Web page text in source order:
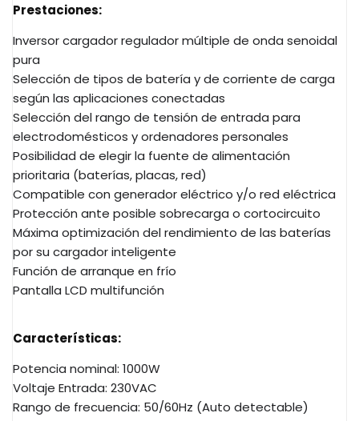
Prestaciones:
Inversor cargador regulador múltiple de onda senoidal
pura
Selección de tipos de batería y de corriente de carga
según las aplicaciones conectadas
Selección del rango de tensión de entrada para
electrodomésticos y ordenadores personales
Posibilidad de elegir la fuente de alimentación
prioritaria (baterías, placas, red)
Compatible con generador eléctrico y/o red eléctrica
Protección ante posible sobrecarga o cortocircuito
Máxima optimización del rendimiento de las baterías
por su cargador inteligente
Función de arranque en frío
Pantalla LCD multifunción
Características:
Potencia nominal: 1000W
Voltaje Entrada: 230VAC
Rango de frecuencia: 50/60Hz (Auto detectable)